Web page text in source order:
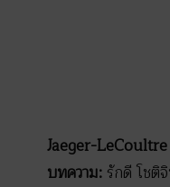
Jaeger-
บทความ: รักดี โชติ